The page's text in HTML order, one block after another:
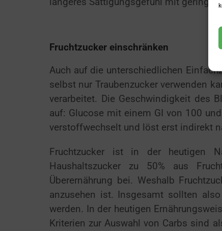
Fruchtzucker einschränken
Auch auf die unterschiedlichen
selbst nur Traubenzucker verwenden
verarbeitet. Die Geschwindigkeit des
auf: Glucose mit einem GI von 100
verstoffwechselt und löst erst indirekt
Fruchtzucker ist in der heutigen
Haushaltszucker zu 50% aus
Überernährung bei. Weshalb
anzusehen ist. Insgesamt sollten
werden. In der heutigen
Kriterien zur Auswahl von Carbs sind